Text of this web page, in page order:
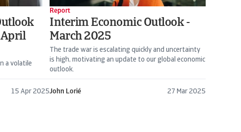
April
a volatile
15 Apr 2025
Report
Interim Economic Outlook -
March 2025
The trade war is escalating quickly and uncertainty
is high, motivating an update to our global economic
outlook.
John Lorié 27 Mar 2025